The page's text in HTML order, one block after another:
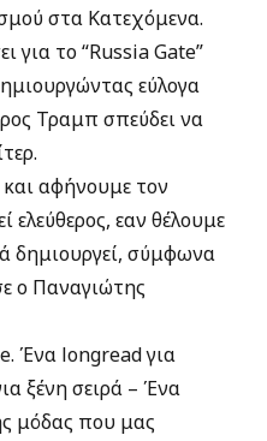
στα Κατεχόμενα.
για το “Russia Gate”
εύλογα
Τραμπ σπεύδει να
αφήνουμε τον
ελεύθερος, εαν θέλουμε
δημιουργεί, σύμφωνα
ο Παναγιώτης
Ένα longread για
ξένη σειρά – Ένα
μόδας που μας